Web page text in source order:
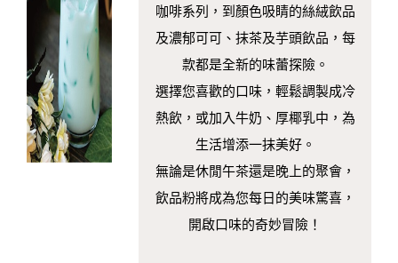
咖啡系列，到顏色吸睛的絲絨飲品
及濃郁可可、抹茶及芋頭飲品，每
款都是全新的味蕾探險。
選擇您喜歡的口味，輕鬆調製成冷
熱飲，或加入牛奶、厚椰乳中，為
生活增添一抹美好。
無論是休閒午茶還是晚上的聚會，
飲品粉將成為您每日的美味驚喜，
開啟口味的奇妙冒險！